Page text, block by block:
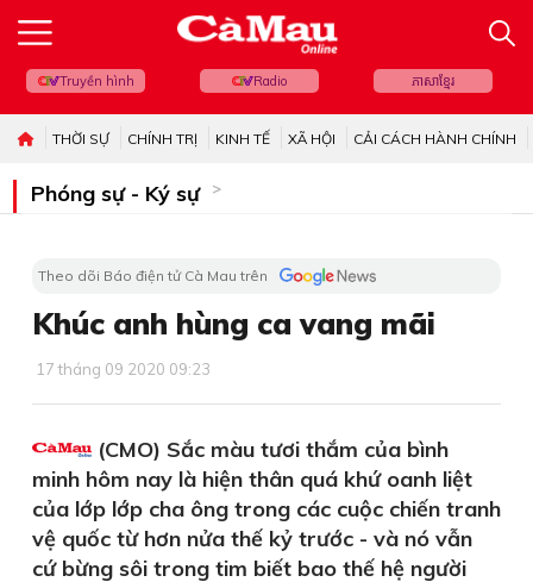
Truyền hình Radio ភាសាខ្មែរ
THỜI SỰ CHÍNH TRỊ KINH TẾ XÃ HỘI CẢI CÁCH HÀNH CHÍNH
Phóng sự - Ký sự
Theo dõi Báo điện tử Cà Mau trên
Khúc anh hùng ca vang mãi
17 tháng 09 2020 09:23
(CMO) Sắc màu tươi thắm của bình
minh hôm nay là hiện thân quá khứ oanh liệt
của lớp lớp cha ông trong các cuộc chiến tranh
vệ quốc từ hơn nửa thế kỷ trước - và nó vẫn
cứ bừng sôi trong tim biết bao thế hệ người